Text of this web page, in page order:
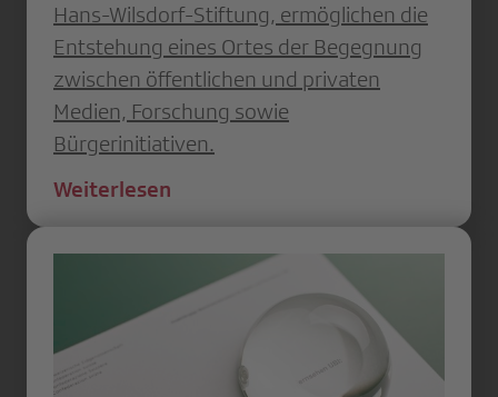
Hans-Wilsdorf-Stiftung, ermöglichen die
Entstehung eines Ortes der Begegnung
zwischen öffentlichen und privaten
Medien, Forschung sowie
Bürgerinitiativen.
Weiterlesen